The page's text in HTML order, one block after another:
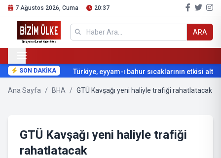
7 Ağustos 2026, Cuma 20:37
ARA
SON DAKİKA Türkiye, eyyam-ı bahur sıcaklarının etkisi
Ana Sayfa / BHA / GTÜ Kavşağı yeni haliyle trafiği rahatlatacak
GTÜ Kavşağı yeni haliyle trafiği
rahatlatacak